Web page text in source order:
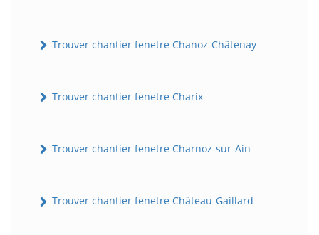
Trouver chantier fenetre Chanoz-Châtenay
Trouver chantier fenetre Charix
Trouver chantier fenetre Charnoz-sur-Ain
Trouver chantier fenetre Château-Gaillard